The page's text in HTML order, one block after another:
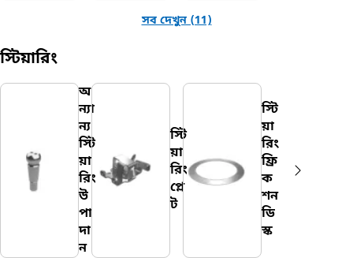
সব দেখুন (11)
স্টিয়ারিং
অ
ন্যা
ন্য
স্টি
য়া
রিং
উ
পা
দা
ন
স্টি
য়া
রিং
প্লে
ট
স্টি
য়া
রিং
ফ্রি
ক
শন
ডি
স্ক